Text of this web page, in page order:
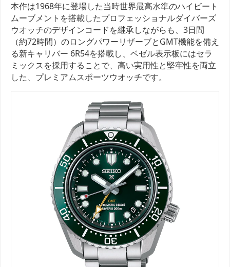
本作は1968年に登場した当時世界最高水準のハイビート
ムーブメントを搭載したプロフェッショナルダイバーズ
ウオッチのデザインコードを継承しながらも、3日間
（約72時間）のロングパワーリザーブとGMT機能を備え
る新キャリバー 6R54を搭載し、ベゼル表示板にはセラ
ミックスを採用することで、高い実用性と堅牢性を両立
した、プレミアムスポーツウオッチです。